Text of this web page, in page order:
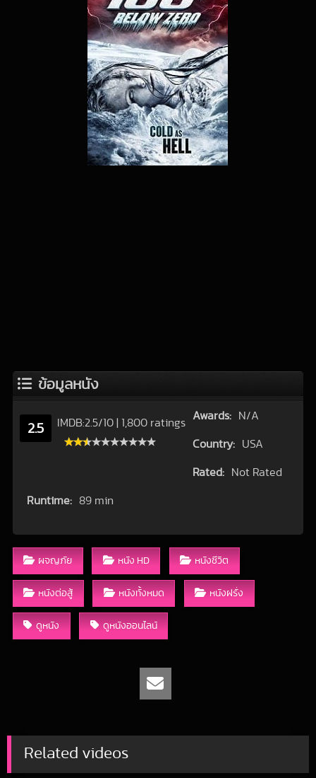
ข้อมูลหนัง
2.5 IMDB:2.5/10 1,800 ratings
Awards: N/A
Country: USA
Rated: Not Rated
Runtime: 89 min
ผจญภัย หนัง HD หนังชีวิต
หนังต่อสู้ หนังทั้งหมด หนังฝรั่ง
ดูหนัง ดูหนังออนไลน์
Related videos